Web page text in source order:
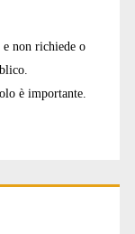
non richiede o
è importante.